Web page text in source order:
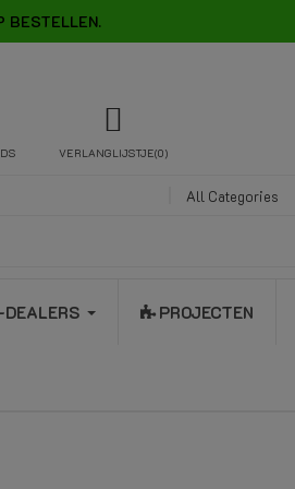
BESTELLEN.
VERLANGLIJSTJE 0
All Categories
PROJECTEN